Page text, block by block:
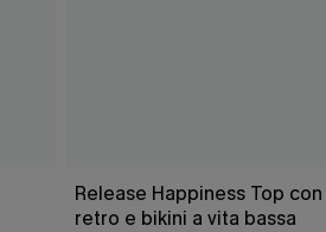
Release Happiness Top
retro e bikini a vita bassa